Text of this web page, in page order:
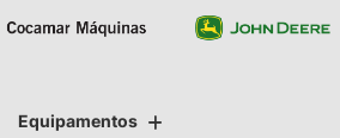
Equipamentos